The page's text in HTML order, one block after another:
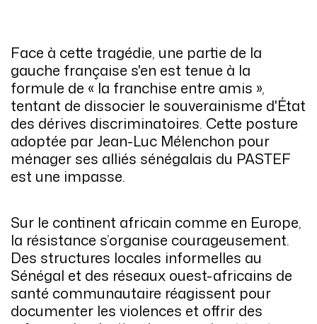
Face à cette tragédie, une partie de la
gauche française s'en est tenue à la
formule de « la franchise entre amis »,
tentant de dissocier le souverainisme d'État
des dérives discriminatoires. Cette posture
adoptée par Jean-Luc Mélenchon pour
ménager ses alliés sénégalais du PASTEF
est une impasse.
Sur le continent africain comme en Europe,
la résistance s’organise courageusement.
Des structures locales informelles au
Sénégal et des réseaux ouest-africains de
santé communautaire réagissent pour
documenter les violences et offrir des